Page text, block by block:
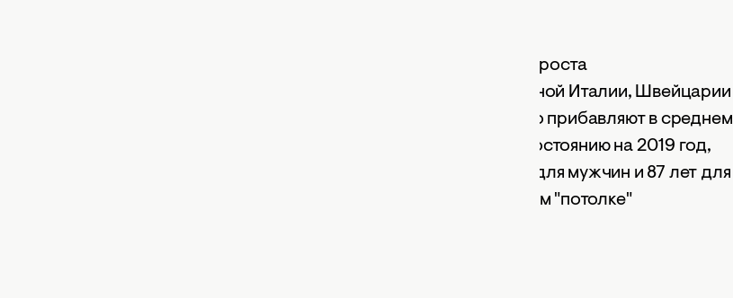
В регионах-лидерах никаких признаков замедления роста
продолжительности жизни не обнаружено. В Северной Италии, Швейцарии
и отдельных провинциях Испании мужчины ежегодно прибавляют в среднем
2,5 месяца жизни, женщины – около 1,5 месяца. По состоянию на 2019 год,
средний показатель в этих зонах составлял 83 года для мужчин и 87 лет для
женщин. Это прямо противоречит идее о неизбежном "потолке"